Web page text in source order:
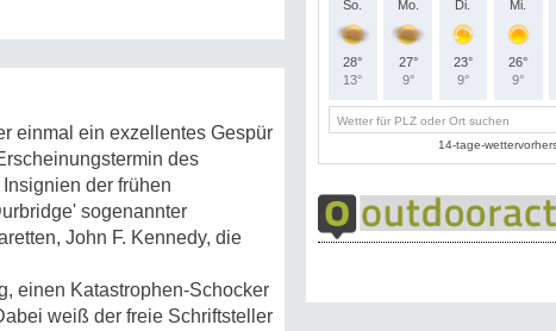
einmal ein exzellentes Gespür
des
der frühen
sogenannter
John F. Kennedy, die
einen Katastrophen-Schocker
weiß der freie Schriftsteller